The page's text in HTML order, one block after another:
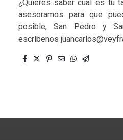
¿Quiéres saber cuál es tu
asesoramos para que
posible, San Pedro y
escríbenos